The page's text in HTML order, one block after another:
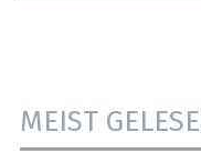
MEIST